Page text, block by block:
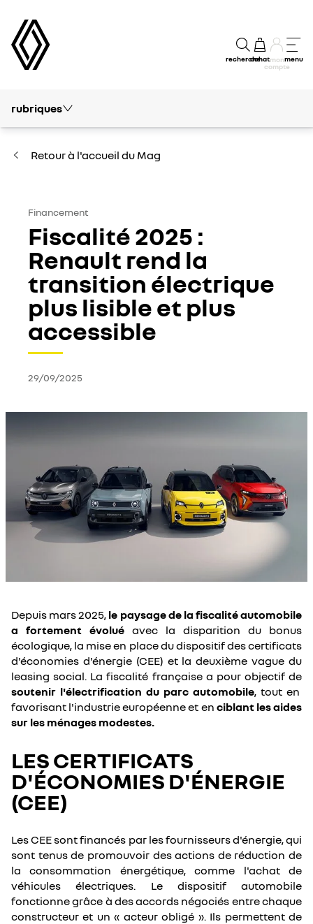
rechercheachatmon
compte
menu
rubriques
Tout le mag
Autour de Renault
Innovations
Financement
Retour à l'accueil du Mag
Financement
Fiscalité 2025 :
Renault rend la
transition électrique
plus lisible et plus
accessible
29/09/2025
Depuis mars 2025, le paysage de la fiscalité automobile
a fortement évolué avec la disparition du bonus
écologique, la mise en place du dispositif des certificats
d'économies d'énergie (CEE) et la deuxième vague du
leasing social. La fiscalité française a pour objectif de
soutenir l'électrification du parc automobile, tout en
favorisant l'industrie européenne et en ciblant les aides
sur les ménages modestes.
LES CERTIFICATS
D'ÉCONOMIES D'ÉNERGIE
(CEE)
Les CEE sont financés par les fournisseurs d'énergie, qui
sont tenus de promouvoir des actions de réduction de
la consommation énergétique, comme l'achat de
véhicules électriques. Le dispositif automobile
fonctionne grâce à des accords négociés entre chaque
constructeur et un « acteur obligé ». Ils permettent de